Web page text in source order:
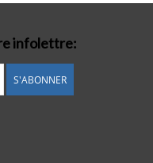
infolettre:
S'ABONNER